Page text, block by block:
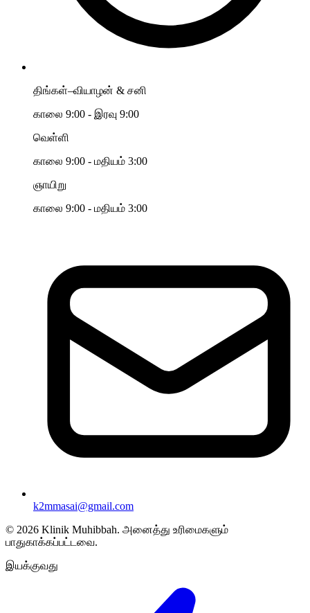
திங்கள்–வியாழன் & சனி
காலை 9:00 - இரவு 9:00
வெள்ளி
காலை 9:00 - மதியம் 3:00
ஞாயிறு
காலை 9:00 - மதியம் 3:00
k2mmasai@gmail.com
© 2026 Klinik Muhibbah. அனைத்து உரிமைகளும்
பாதுகாக்கப்பட்டவை.
இயக்குவது